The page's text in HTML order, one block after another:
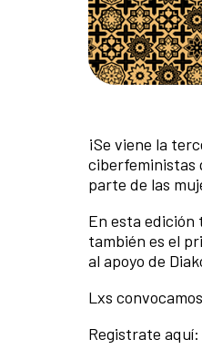
¡Se viene la
ciberfeministas
parte de las
En esta
también es el
al apoyo de
Lxs
Registrate aquí: